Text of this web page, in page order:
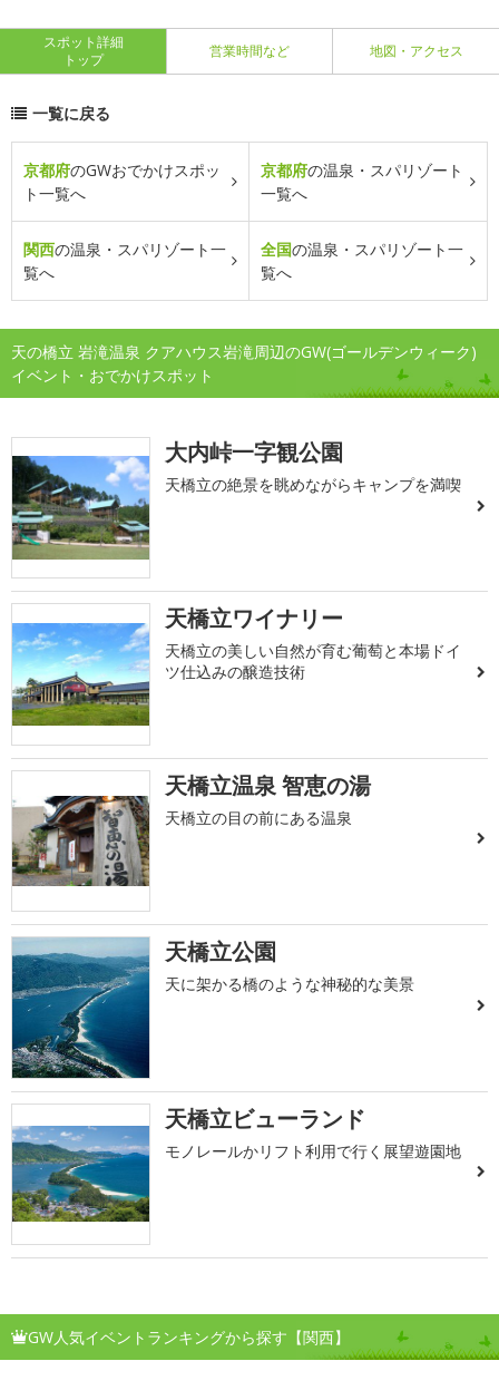
スポット詳細
トップ
営業時間など 地図・アクセス
一覧に戻る
京都府のGWおでかけスポッ
ト一覧へ
京都府の温泉・スパリゾート
一覧へ
関西の温泉・スパリゾート一
覧へ
全国の温泉・スパリゾート一
覧へ
天の橋立 岩滝温泉 クアハウス岩滝周辺のGW(ゴールデンウィーク)
イベント・おでかけスポット
大内峠一字観公園
天橋立の絶景を眺めながらキャンプを満喫
天橋立ワイナリー
天橋立の美しい自然が育む葡萄と本場ドイ
ツ仕込みの醸造技術
天橋立温泉 智恵の湯
天橋立の目の前にある温泉
天橋立公園
天に架かる橋のような神秘的な美景
天橋立ビューランド
モノレールかリフト利用で行く展望遊園地
GW人気イベントランキングから探す【関西】